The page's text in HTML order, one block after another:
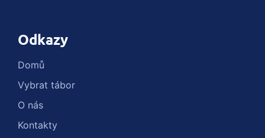
Odkazy
Domů
Vybrat tábor
O nás
Kontakty